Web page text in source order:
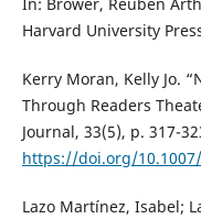
Harvard University
Kerry Moran, Kelly Jo.
Through Readers
Journal, 33(5), p. 317-
https://doi.org/10.1007/
Lazo Martínez, Isabel;